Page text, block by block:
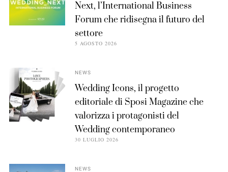
Next, l’International Business
Forum che ridisegna il futuro del
settore
5 AGOSTO 2026
NEWS
Wedding Icons, il progetto
editoriale di Sposi Magazine che
valorizza i protagonisti del
Wedding contemporaneo
30 LUGLIO 2026
NEWS